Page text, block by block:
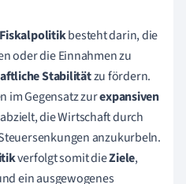
Fiskalpolitikbesteht darin, die
oder die Einnahmen zu
Stabilitätzu fördern.
im Gegensatz zurexpansiven
die Wirtschaft durch
anzukurbeln.
verfolgt somit dieZiele,
ein ausgewogenes